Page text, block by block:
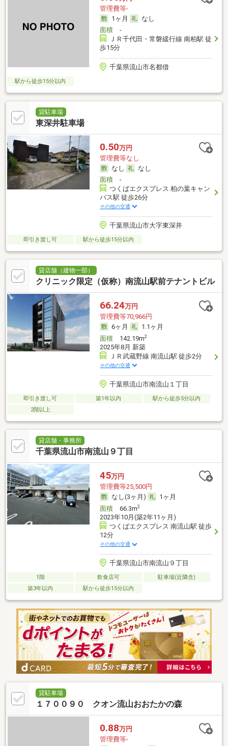
管理費等-
1ヶ月
なし
面積-
ＪＲ千代田・常磐緩行線 南柏駅 徒
歩15分
千葉県流山市名都借
駅から徒歩15分以内
貸駐車場
東深井駐車場
0.50万円
管理費等なし
なし
なし
面積-
つくばエクスプレス 柏の葉キャン
パス駅 徒歩26分
その他の交通
千葉県流山市大字東深井
即引き渡し可 駅から徒歩15分以内
貸店舗（建物一部）
クリニック限定（仮称）南流山駅前テナントビル
66.24万円
管理費等70,966円
6ヶ月
1.1ヶ月
面積142.19m2
2025年8月 新築
ＪＲ武蔵野線 南流山駅 徒歩2分
その他の交通
千葉県流山市南流山１丁目
即引き渡し可 築1年以内
駅から徒歩5分以内
2階以上
貸店舗・事務所
千葉県流山市南流山９丁目
45万円
管理費等25,500円
なし(3ヶ月)
1ヶ月
面積66.3m2
2023年10月(築2年11ヶ月)
つくばエクスプレス 南流山駅 徒歩
12分
その他の交通
千葉県流山市南流山９丁目
1階 飲食店可
駐車場(近隣含)
築3年以内
駅から徒歩15分以内
貸駐車場
１７００９０ クオン流山おおたかの森
0.88万円
管理費等-